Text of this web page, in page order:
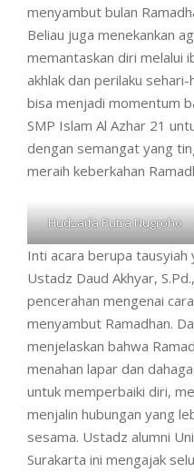
menyambut bulan
Beliau juga menekankan
memantaskan diri melalui
akhlak dan perilaku
bisa menjadi momentum
SMP Islam Al Azhar 21
dengan semangat yang
meraih keberkahan
Hudzaifa Putra Nugroho
Inti acara berupa tausyiah
Ustadz Daud Akhyar,
pencerahan mengenai
menyambut Ramadhan.
menjelaskan bahwa
menahan lapar dan
untuk memperbaiki diri,
menjalin hubungan yang
sesama. Ustadz alumni
Surakarta ini mengajak